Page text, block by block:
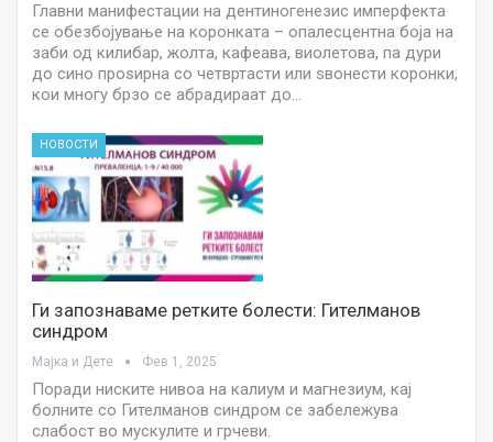
Главни манифестации на дентиногенезис имперфекта
се обезбојување на коронката – опалесцентна боја на
заби од килибар, жолта, кафеава, виолетова, па дури
до сино проѕирна со четвртасти или ѕвонести коронки,
кои многу брзо се абрадираат до…
НОВОСТИ
Ги запознаваме ретките болести: Гителманов
синдром
Мајка и Дете Фев 1, 2025
Поради ниските нивоа на калиум и магнезиум, кај
болните со Гителманов синдром се забележува
слабост во мускулите и грчеви.